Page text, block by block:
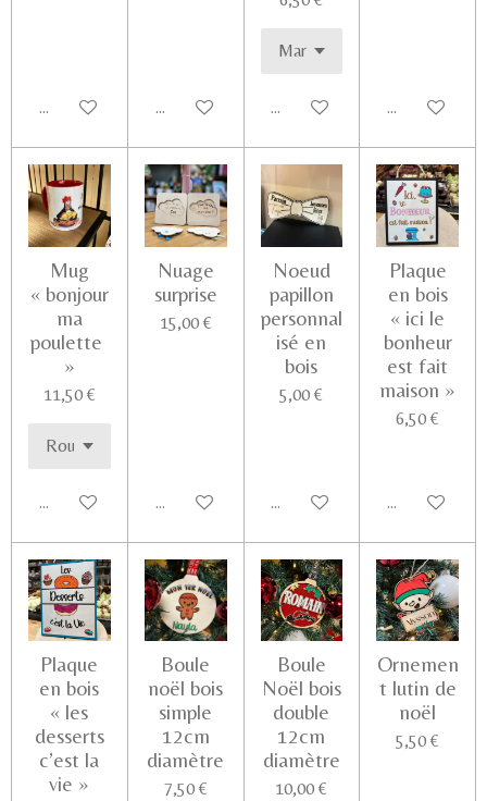
Ajouter au panierAjouter au panierAjouter au panierVoir les
Mug
« bonjour
ma
poulette
»
11,50 €
Ajouter au panier
Nuage
surprise
15,00 €
Voir les détails
Noeud
papillon
personnal
isé en
bois
5,00 €
Ajouter au panier
Plaque
en bois
« ici le
bonheur
est fait
maison »
6,50 €
Ajouter au
Plaque
en bois
« les
desserts
c’est la
vie »
Boule
noël bois
simple
12cm
diamètre
7,50 €
Boule
Noël bois
double
12cm
diamètre
10,00 €
Ornemen
t lutin de
noël
5,50 €